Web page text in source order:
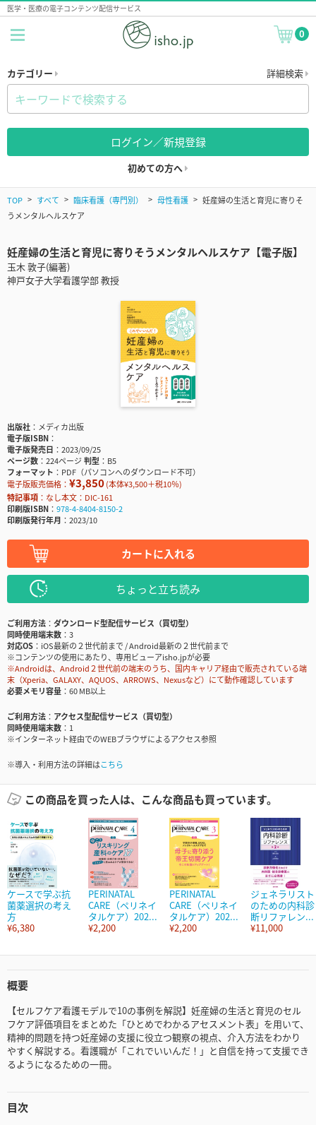
医学・医療の電子コンテンツ配信サービス
0
カテゴリー 詳細検索
ログイン／新規登録
初めての方へ
TOP すべて 臨床看護（専門別） 母性看護
妊産婦の生活と育児に寄りそ
うメンタルヘルスケア
妊産婦の生活と育児に寄りそうメンタルヘルスケア【電子版】
玉木 敦子(編著)
神戸女子大学看護学部 教授
出版社
メディカ出版
電子版ISBN
電子版発売日
2023/09/25
ページ数
224ページ判型
B5
フォーマット
PDF（パソコンへのダウンロード不可）
電子版販売価格： ¥3,850(本体¥3,500＋税10％)
特記事項
なし本文：DIC-161
印刷版ISBN
978-4-8404-8150-2
印刷版発行年月
2023/10
カートに入れる
ちょっと立ち読み
ご利用方法
ダウンロード型配信サービス（買切型）
同時使用端末数
3
対応OS
iOS最新の２世代前まで / Android最新の２世代前まで
※コンテンツの使用にあたり、専用ビューアisho.jpが必要
※Androidは、Android２世代前の端末のうち、国内キャリア経由で販売されている端
末（Xperia、GALAXY、AQUOS、ARROWS、Nexusなど）にて動作確認しています
必要メモリ容量
60 MB以上
ご利用方法
アクセス型配信サービス（買切型）
同時使用端末数
1
※インターネット経由でのWEBブラウザによるアクセス参照
※導入・利用方法の詳細はこちら
この商品を買った人は、こんな商品も買っています。
ケースで学ぶ抗
菌薬選択の考え
方
¥6,380
PERINATAL
CARE（ペリネイ
タルケア）202...
¥2,200
PERINATAL
CARE（ペリネイ
タルケア）202...
¥2,200
ジェネラリスト
のための内科診
断リファレン...
¥11,000
概要
【セルフケア看護モデルで10の事例を解説】妊産婦の生活と育児のセル
フケア評価項目をまとめた「ひとめでわかるアセスメント表」を用いて、
精神的問題を持つ妊産婦の支援に役立つ観察の視点、介入方法をわかり
やすく解説する。看護職が「これでいいんだ！」と自信を持って支援でき
るようになるための一冊。
目次